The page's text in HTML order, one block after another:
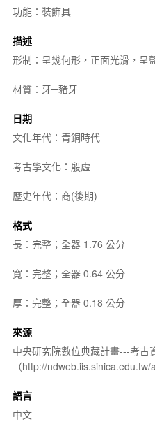
功能：裝飾具
描述
形制：呈幾何形，正面光滑，呈
材質：牙─豬牙
日期
文化年代：青銅時代
考古學文化：殷虛
歷史年代：商(後期)
格式
長：完整；全器 1.76 公分
寬：完整；全器 0.64 公分
厚：完整；全器 0.18 公分
來源
中央研究院數位典藏計畫---考古
（http://
語言
中文